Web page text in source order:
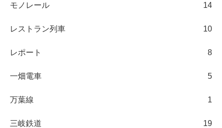
モノレール 14
レストラン列車 10
レポート 8
一畑電車 5
万葉線 1
三岐鉄道 19